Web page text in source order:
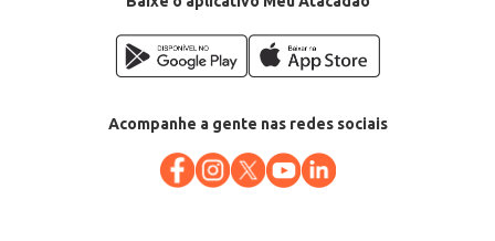
Acompanhe a gente nas redes sociais